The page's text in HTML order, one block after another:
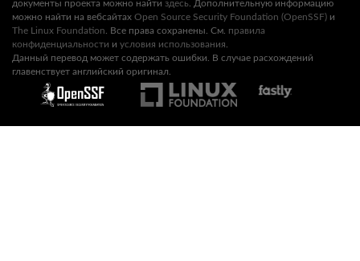
документы проекта можно найти здесь . Дополнительную информацию
можно найти на вебсайтах Open Source Security Foundation (OpenSSF) и
The Linux Foundation . Все права сохранены. См. правила
конфиденциальности и условия использования
Данный перевод может содержать ошибки. В случае расхождений
главенствует английский оригинал.